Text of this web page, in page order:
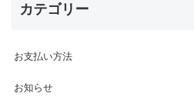
カテゴリー
お支払い方法
お知らせ